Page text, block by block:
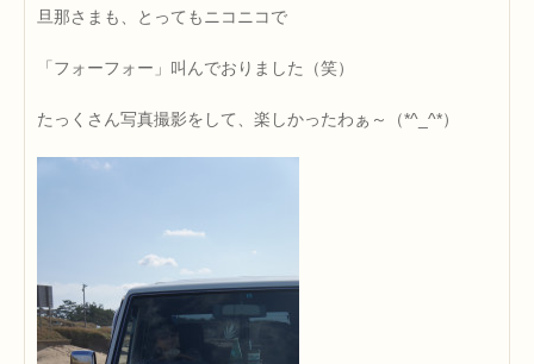
旦那さまも、とってもニコニコで
「フォーフォー」叫んでおりました（笑）
たっくさん写真撮影をして、楽しかったわぁ～（*^_^*）